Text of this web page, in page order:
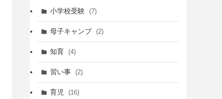
小学校受験 (7)
母子キャンプ (2)
知育 (4)
習い事 (2)
育児 (16)